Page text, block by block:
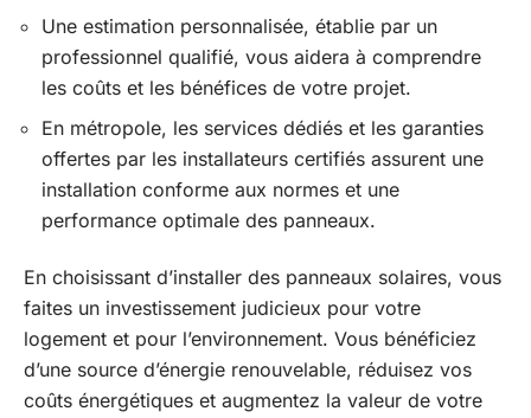
Une estimation personnalisée, établie par un
professionnel qualifié, vous aidera à comprendre
les coûts et les bénéfices de votre projet.
En métropole, les services dédiés et les garanties
offertes par les installateurs certifiés assurent une
installation conforme aux normes et une
performance optimale des panneaux.
En choisissant d’installer des panneaux solaires, vous
faites un investissement judicieux pour votre
logement et pour l’environnement. Vous bénéficiez
d’une source d’énergie renouvelable, réduisez vos
coûts énergétiques et augmentez la valeur de votre